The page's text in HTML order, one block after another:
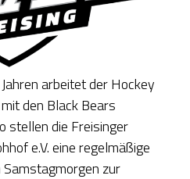
arbeitet der Hockey
den Black Bears
stellen die Freisinger
e.V. eine regelmäßige
zur